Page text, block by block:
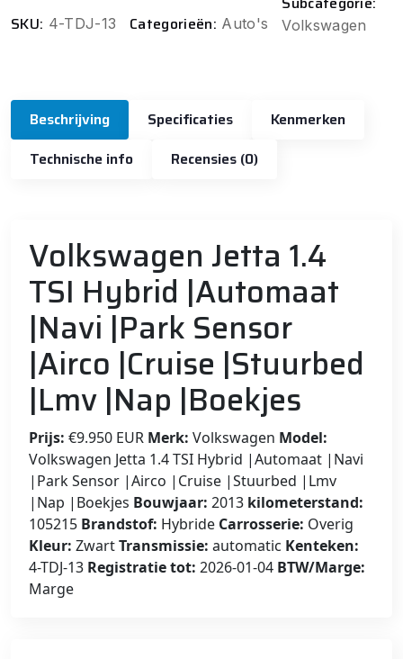
SKU: 4-TDJ-13 Categorieën: Auto's Volkswagen
Beschrijving Specificaties
Kenmerken
Technische info
Recensies (0)
Volkswagen Jetta 1.4
TSI Hybrid |Automaat
|Navi |Park Sensor
|Airco |Cruise |Stuurbed
|Lmv |Nap |Boekjes
Prijs: €9.950 EUR Merk: Volkswagen Model:
Volkswagen Jetta 1.4 TSI Hybrid |Automaat |Navi
|Park Sensor |Airco |Cruise |Stuurbed |Lmv
|Nap |Boekjes Bouwjaar: 2013 kilometerstand:
105215 Brandstof: Hybride Carrosserie: Overig
Kleur: ZwartTransmissie: automatic Kenteken:
4-TDJ-13 Registratie tot: 2026-01-04 BTW/Marge:
Marge